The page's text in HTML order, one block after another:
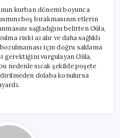
kurban dönemi boyunca
boş bırakmasının etlerin
sağladığını belirten Güla,
riski azalır ve daha sağlıklı
için doğru saklama
vurgulayan Güla,
nedenle sıcak şekilde poşete
dolaba konulursa